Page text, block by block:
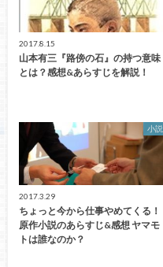
2017.8.15
山本有三『路傍の石』の持つ意味
とは？感想&あらすじを解説！
小説
2017.3.29
ちょっと今から仕事やめてくる！
原作小説のあらすじ&感想 ヤマモ
トは誰なのか？